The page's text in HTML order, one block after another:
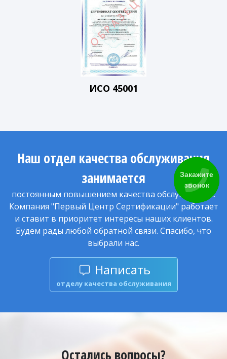
Закажите
звонок
ИСО 45001
Наш отдел качества обслуживания
занимается
постоянным повышением качества обслуживания.
Компания "Первый Центр Сертификации" работает
и ставит в приоритет интересы наших клиентов.
Будем рады любой обратной связи. Спасибо, что
выбрали нас.
Написать
отделу качества обслуживания
Остались вопросы?